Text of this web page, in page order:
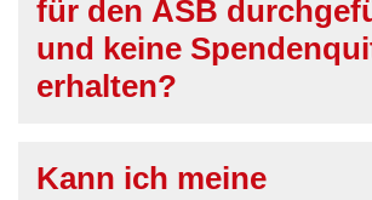
für den ASB
und keine
erhalten?
Kann ich meine